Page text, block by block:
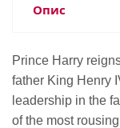
Опис
Prince Harry
father King Henry
leadership in the
of the most